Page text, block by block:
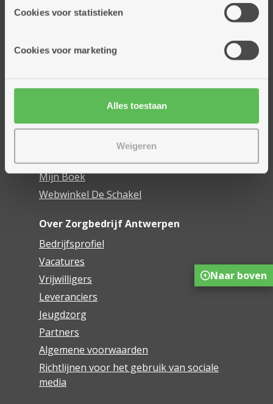
partners kunnen deze gegevens combineren met andere
Cookies voor statistieken
Cookies voor marketing
Alles toestaan
Weigeren
Onze diensten
Dienstencentra
Woonzorgcentra
Financieel comfort
Mijn Zorgbedrijf
Mijn Boek
Webwinkel De Schakel
Over Zorgbedrijf Antwerpen
Bedrijfsprofiel
Vacatures
Vrijwilligers
Leveranciers
Jeugdzorg
Partners
Algemene voorwaarden
Richtlijnen voor het gebruik van sociale
media
Naar boven